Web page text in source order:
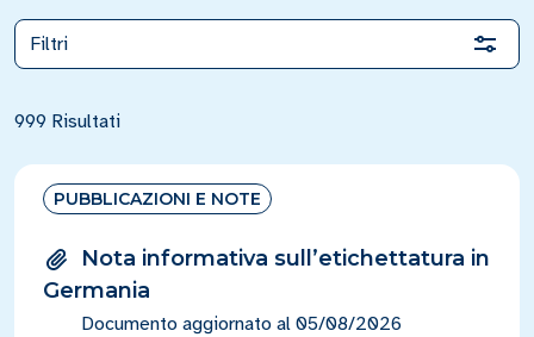
Filtri
999 Risultati
PUBBLICAZIONI E NOTE
Nota informativa sull’etichettatura in
Germania
Documento aggiornato al 05/08/2026